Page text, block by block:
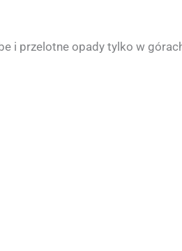
i przelotne opady tylko w